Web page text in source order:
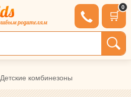
🛒
0
Детские комбинезоны